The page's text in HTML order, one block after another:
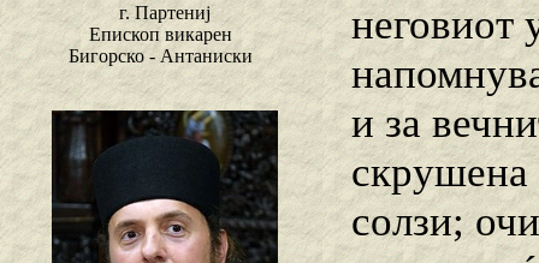
г. Партениј
Епископ викарен
Бигорско - Антаниски
неговиот
и за
скрушена
солзи;